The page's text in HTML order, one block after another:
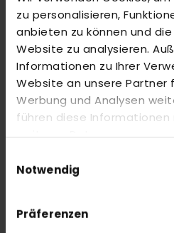
zu personalisieren,
anbieten zu können und
Website zu analysieren.
Informationen zu Ihrer
Website an unsere Partner
Werbung und Analysen
führen diese
weiteren Daten zusammen,
Nutzung der Dienste
Notwendig
Präferenzen
REVIEWS
SIMILAR PRODUCTS
Check items to add to the cart or
OBO Helmet ABS +